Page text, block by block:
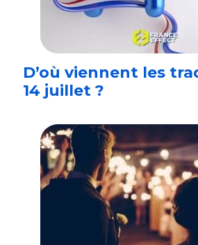
D’où viennent les
14 juillet ?